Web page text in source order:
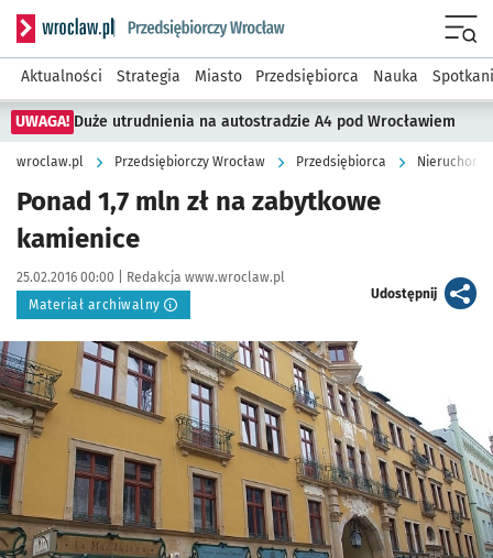
Serwis informacyjny wroclaw.pl podserwis: Strategia
Aktualności Strategia Miasto Przedsiębiorca Nauka
UWAGA! Duże utrudnienia na autostradzie A4 pod Wrocławiem
wroclaw.pl Przedsiębiorczy Wrocław Przedsiębiorca
Ponad 1,7 mln zł na zabytkowe
kamienice
Data publikacji:
25.02.2016 00:00 | Autor:
Redakcja www.wroclaw.pl
Materiał archiwalny
Udostępnijartykuł
Kliknij, aby powiększyć